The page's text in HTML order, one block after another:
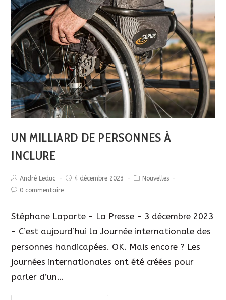
UN MILLIARD DE PERSONNES À
INCLURE
André Leduc 4 décembre 2023
Nouvelles
0 commentaire
Stéphane Laporte - La Presse - 3 décembre 2023
- C’est aujourd’hui la Journée internationale des
personnes handicapées. OK. Mais encore ? Les
journées internationales ont été créées pour
parler d’un…